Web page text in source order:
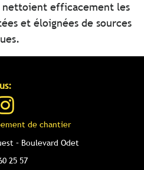
nettoient efficacement les
et éloignées de sources
de chantier
– Boulevard Odet
25 57